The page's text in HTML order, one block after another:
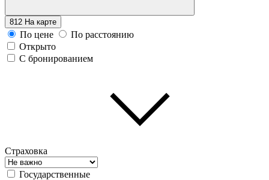
812 На карте
По цене
По расстоянию
Открыто
С бронированием
Страховка
Государственные